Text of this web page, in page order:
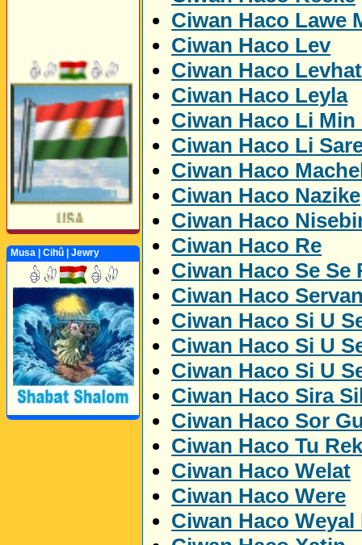
Musa | Cihû | Jewry
Ciwan Haco Lawe
Ciwan Haco Lev
Ciwan Haco
Ciwan Haco Leyla
Ciwan Haco Li Min
Ciwan Haco Li
Ciwan Haco
Ciwan Haco Nazike
Ciwan Haco
Ciwan Haco Re
Ciwan Haco Se Se
Ciwan Haco
Ciwan Haco Si U
Ciwan Haco Si U
Ciwan Haco Si U
Ciwan Haco Sira
Ciwan Haco Sor
Ciwan Haco Tu
Ciwan Haco Welat
Ciwan Haco Were
Ciwan Haco Weyal